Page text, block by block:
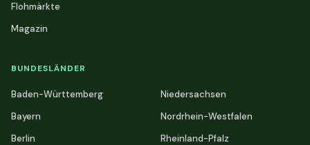
Flohmärkte
Magazin
BUNDESLÄNDER
Baden-Württemberg
Bayern
Berlin
Niedersachsen
Nordrhein-Westfalen
Rheinland-Pfalz